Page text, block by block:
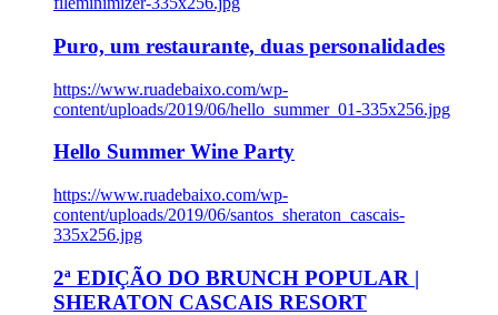
Puro, um restaurante, duas personalidades
https://www.ruadebaixo.com/wp-
content/uploads/2019/06/hello_summer_01-335x256.jpg
Hello Summer Wine Party
https://www.ruadebaixo.com/wp-
content/uploads/2019/06/santos_sheraton_cascais-
335x256.jpg
2ª EDIÇÃO DO BRUNCH POPULAR |
SHERATON CASCAIS RESORT